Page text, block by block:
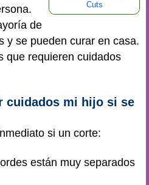
Cuts
de
y se pueden curar en casa.
que requieren cuidados
cuidados mi hijo si se
si un corte:
están muy separados